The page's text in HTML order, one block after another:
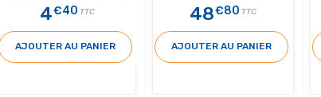
4€40 TTC
AJOUTER AU PANIER
48€80 TTC
AJOUTER AU PANIER